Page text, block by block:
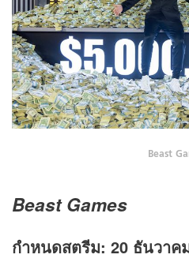
Beast
Beast Games
กำหนดสตรีม: 20 ธันวาค